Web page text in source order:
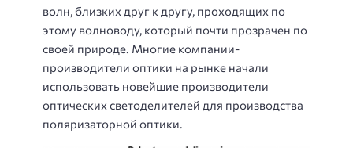
волн, близких друг к другу, проходящих по
этому волноводу, который почти прозрачен по
своей природе. Многие компании-
производители оптики на рынке начали
использовать новейшие производители
оптических светоделителей для производства
поляризаторной оптики.